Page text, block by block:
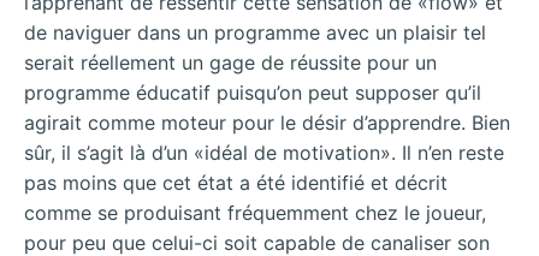
de naviguer dans un programme avec un plaisir tel
serait réellement un gage de réussite pour un
programme éducatif puisqu’on peut supposer qu’il
agirait comme moteur pour le désir d’apprendre. Bien
sûr, il s’agit là d’un «idéal de motivation». Il n’en reste
pas moins que cet état a été identifié et décrit
comme se produisant fréquemment chez le joueur,
pour peu que celui-ci soit capable de canaliser son